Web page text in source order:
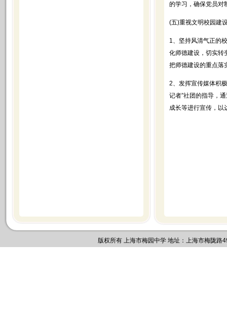
的学习，确保党员对
(五)重视文明校园建
1、坚持风清气正的
化师德建设，切实转
把师德建设的重点
2、发挥宣传媒体积
记者”社团的指导，
成长等进行宣传，
版权所有 上海市梅园中学 地址：上海市梅陇